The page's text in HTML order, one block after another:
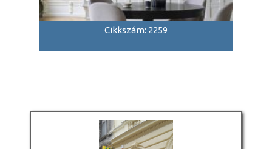
Cikkszám: 2259